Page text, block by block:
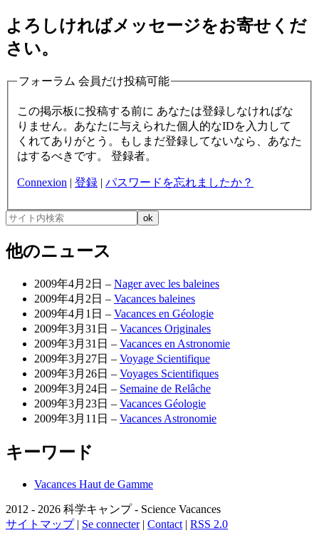
よろしければメッセージをお寄せくだ
さい。
フォーラム 会員だけ投稿可能
この掲示板に投稿する前に あなたは登録しなければな
りません。あなたに与えられた個人的なIDを入力して
くれてありがとう。もしまだ登録してないなら、あなた
はするべきです。 登録者。
Connexion | 登録 | パスワードを忘れましたか？
他のニュース
2009年4月2日 – Nager avec les baleines
2009年4月2日 – Vacances baleines
2009年4月1日 – Vacances en Géologie
2009年3月31日 – Vacances Originales
2009年3月31日 – Vacances en Astronomie
2009年3月27日 – Voyage Scientifique
2009年3月26日 – Voyages Scientifiques
2009年3月24日 – Semaine de Relâche
2009年3月23日 – Vacances Géologie
2009年3月11日 – Vacances Astronomie
キーワード
Vacances Haut de Gamme
2012 - 2026 科学キャンプ - Science Vacances
サイトマップ| Se connecter| Contact | RSS 2.0